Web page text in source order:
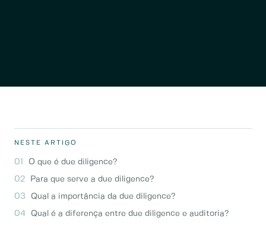
NESTE ARTIGO
O que é due diligence?
Para que serve a due diligence?
Qual a importância da due diligence?
Qual é a diferença entre due diligence e auditoria?